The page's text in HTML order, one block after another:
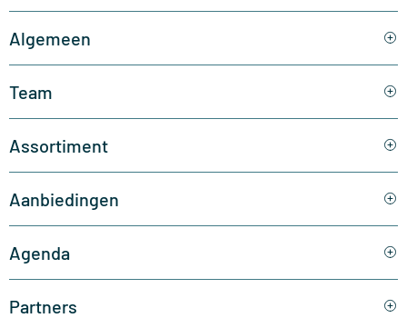
Algemeen
Team
Assortiment
Aanbiedingen
Agenda
Partners